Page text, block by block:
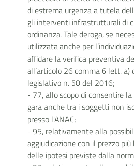
di estrema urgenza a tutela
gli interventi infrastrutturali di
ordinanza. Tale deroga, se
utilizzata anche per
affidare la verifica preventiva
all’articolo 26 comma 6 lett. a)
legislativo n. 50 del 2016;
- 77, allo scopo di consentire
gara anche tra i soggetti non
presso l'ANAC;
- 95, relativamente alla
aggiudicazione con il prezzo
delle ipotesi previste dalla